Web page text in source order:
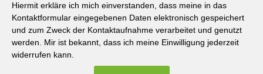
Hiermit erkläre ich mich einverstanden, dass meine in das
Kontaktformular eingegebenen Daten elektronisch gespeichert
und zum Zweck der Kontaktaufnahme verarbeitet und genutzt
werden. Mir ist bekannt, dass ich meine Einwilligung jederzeit
widerrufen kann.